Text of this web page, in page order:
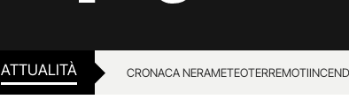
ATTUALITÀ CRONACA NERAMETEOTERREMOTI